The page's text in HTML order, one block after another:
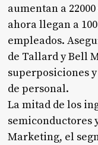
aumentan a
ahora llegan a
empleados.
de Tallard y Bell
superposiciones
de personal.
La mitad de los
semiconductores
Marketing, el